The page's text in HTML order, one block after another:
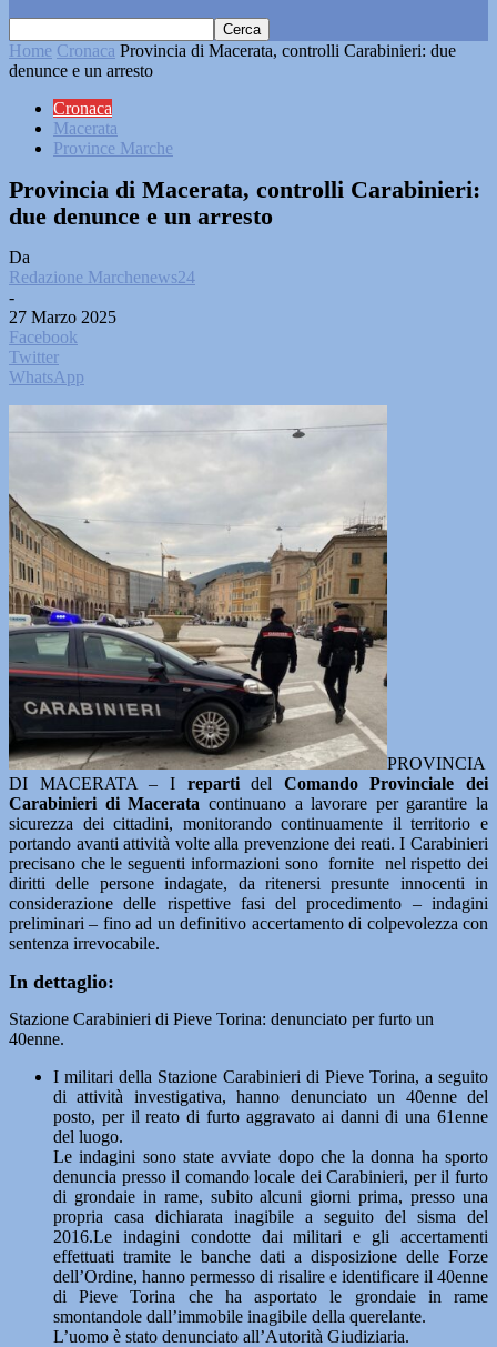
Home Cronaca Provincia di Macerata, controlli Carabinieri: due
denunce e un arresto
Cronaca
Macerata
Province Marche
Provincia di Macerata, controlli Carabinieri:
due denunce e un arresto
Da
Redazione Marchenews24
-
27 Marzo 2025
Facebook
Twitter
WhatsApp
PROVINCIA
DI MACERATA – I repartidel Comando Provinciale dei
Carabinieri di Macerata continuano a lavorare per garantire la
sicurezza dei cittadini, monitorando continuamente il territorio e
portando avanti attività volte alla prevenzione dei reati. I Carabinieri
precisano che le seguenti informazioni sono fornite nel rispetto dei
diritti delle persone indagate, da ritenersi presunte innocenti in
considerazione delle rispettive fasi del procedimento – indagini
preliminari – fino ad un definitivo accertamento di colpevolezza con
sentenza irrevocabile.
In dettaglio:
Stazione Carabinieri di Pieve Torina: denunciato per furto un
40enne.
I militari della Stazione Carabinieri di Pieve Torina, a seguito
di attività investigativa, hanno denunciato un 40enne del
posto, per il reato di furto aggravato ai danni di una 61enne
del luogo.
Le indagini sono state avviate dopo che la donna ha sporto
denuncia presso il comando locale dei Carabinieri, per il furto
di grondaie in rame, subito alcuni giorni prima, presso una
propria casa dichiarata inagibile a seguito del sisma del
2016.Le indagini condotte dai militari e gli accertamenti
effettuati tramite le banche dati a disposizione delle Forze
dell’Ordine, hanno permesso di risalire e identificare il 40enne
di Pieve Torina che ha asportato le grondaie in rame
smontandole dall’immobile inagibile della querelante.
L’uomo è stato denunciato all’Autorità Giudiziaria.